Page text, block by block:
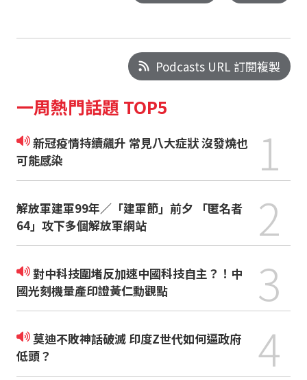
Podcasts URL 訂閱複製
一周熱門話題 TOP5
新冠疫情持續飆升 常見八大症狀 沒發燒也
可能感染
1
解放軍建軍99年／「建軍節」前夕 「匿名者
64」攻下多個解放軍網站
2
對中科技圍堵反加速中國科技自主？！中
國光刻機量產印證黃仁勳觀點
3
莫迪不敗神話破滅 印度Z世代如何逼政府
低頭？
4